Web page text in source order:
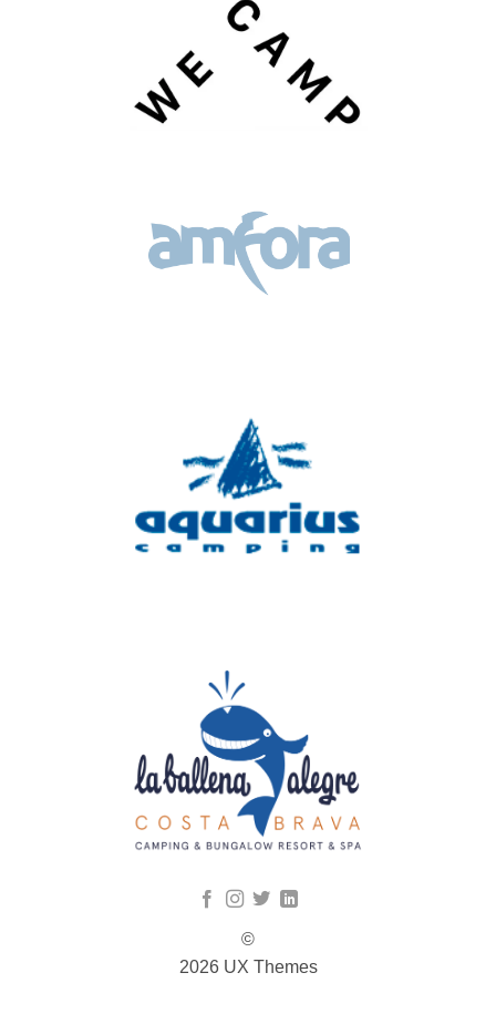
©
2026 UX Themes